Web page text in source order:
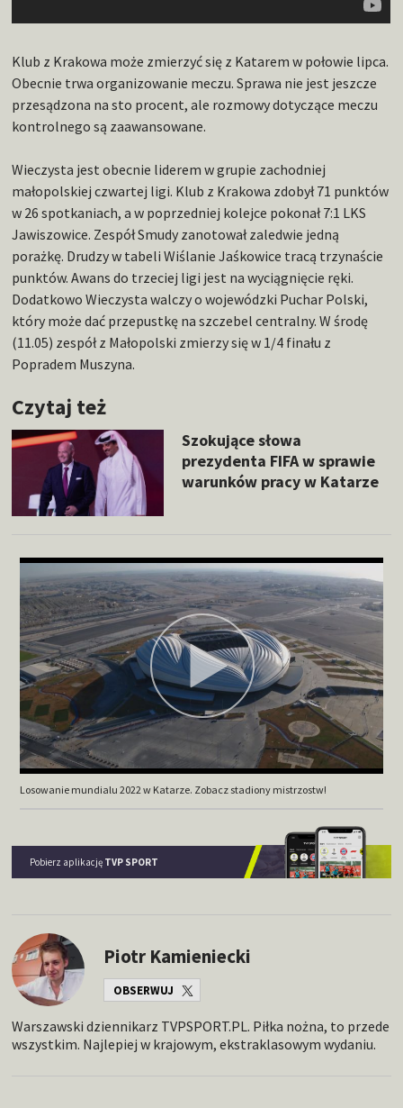
Klub z Krakowa może zmierzyć się z Katarem w połowie lipca.
Obecnie trwa organizowanie meczu. Sprawa nie jest jeszcze
przesądzona na sto procent, ale rozmowy dotyczące meczu
kontrolnego są zaawansowane.
Wieczysta jest obecnie liderem w grupie zachodniej
małopolskiej czwartej ligi. Klub z Krakowa zdobył 71 punktów
w 26 spotkaniach, a w poprzedniej kolejce pokonał 7:1 LKS
Jawiszowice. Zespół Smudy zanotował zaledwie jedną
porażkę. Drudzy w tabeli Wiślanie Jaśkowice tracą trzynaście
punktów. Awans do trzeciej ligi jest na wyciągnięcie ręki.
Dodatkowo Wieczysta walczy o wojewódzki Puchar Polski,
który może dać przepustkę na szczebel centralny. W środę
(11.05) zespół z Małopolski zmierzy się w 1/4 finału z
Popradem Muszyna.
Czytaj też
Szokujące słowa
prezydenta FIFA w sprawie
warunków pracy w Katarze
Losowanie mundialu 2022 w Katarze. Zobacz stadiony mistrzostw!
Pobierz aplikację TVP SPORT
Piotr Kamieniecki
OBSERWUJ
Warszawski dziennikarz TVPSPORT.PL. Piłka nożna, to przede
wszystkim. Najlepiej w krajowym, ekstraklasowym wydaniu.